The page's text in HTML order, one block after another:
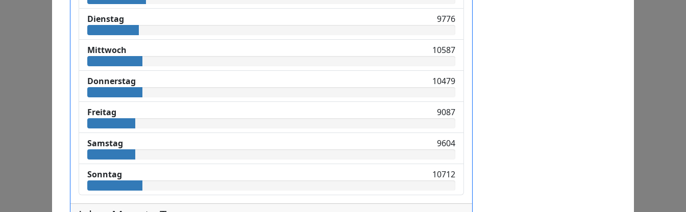
Dienstag 9776
Mittwoch 10587
Donnerstag 10479
Freitag 9087
Samstag 9604
Sonntag 10712